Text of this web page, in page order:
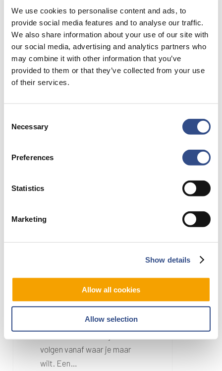
We use cookies to personalise content and ads, to
provide social media features and to analyse our traffic.
We also share information about your use of our site with
our social media, advertising and analytics partners who
may combine it with other information that you’ve
provided to them or that they’ve collected from your use
of their services.
Selection
Necessary
Preferences
Statistics
Marketing
Show details
Allow all cookies
Allow selection
aannemer Dura Vermeer met
de renovatiewerkzaamheden
aan de start- en landingsbaan
van…
de
live
baanrenovatie live
via de webcam
De werkzaamheden tijdens
de baanrenovatie zijn live te
volgen vanaf waar je maar
wilt. Een…